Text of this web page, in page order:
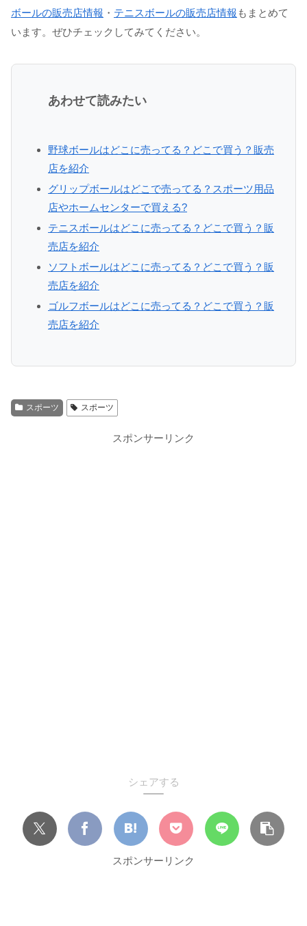
ボールの販売店情報 ・ テニスボールの販売店情報 もまとめて
います。ぜひチェックしてみてください。
あわせて読みたい
野球ボールはどこに売ってる？どこで買う？販売
店を紹介
グリップボールはどこで売ってる？スポーツ用品
店やホームセンターで買える?
テニスボールはどこに売ってる？どこで買う？販
売店を紹介
ソフトボールはどこに売ってる？どこで買う？販
売店を紹介
ゴルフボールはどこに売ってる？どこで買う？販
売店を紹介
スポーツ スポーツ
スポンサーリンク
シェアする
スポンサーリンク